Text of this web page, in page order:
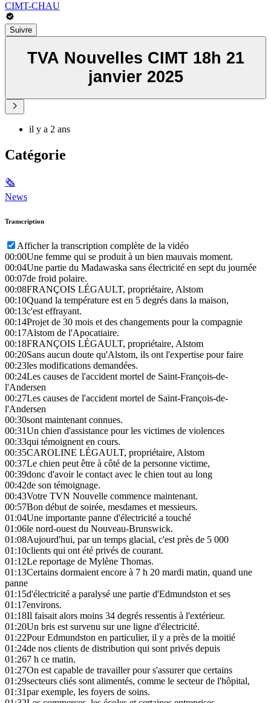
CIMT-CHAU
Suivre
TVA Nouvelles CIMT 18h 21
janvier 2025
il y a 2 ans
Catégorie
🗞
News
Transcription
Afficher la transcription complète de la vidéo
00:00Une femme qui se produit à un bien mauvais moment.
00:04Une partie du Madawaska sans électricité en sept du journée
00:07de froid polaire.
00:08FRANÇOIS LÉGAULT, propriétaire, Alstom
00:10Quand la température est en 5 degrés dans la maison,
00:13c'est effrayant.
00:14Projet de 30 mois et des changements pour la compagnie
00:17Alstom de l'Apocatiaire.
00:18FRANÇOIS LÉGAULT, propriétaire, Alstom
00:20Sans aucun doute qu'Alstom, ils ont l'expertise pour faire
00:23les modifications demandées.
00:24Les causes de l'accident mortel de Saint-François-de-
l'Andersen
00:27Les causes de l'accident mortel de Saint-François-de-
l'Andersen
00:30sont maintenant connues.
00:31Un chien d'assistance pour les victimes de violences
00:33qui témoignent en cours.
00:35CAROLINE LÉGAULT, propriétaire, Alstom
00:37Le chien peut être à côté de la personne victime,
00:39donc d'avoir le contact avec le chien tout au long
00:42de son témoignage.
00:43Votre TVN Nouvelle commence maintenant.
00:57Bon début de soirée, mesdames et messieurs.
01:04Une importante panne d'électricité a touché
01:06le nord-ouest du Nouveau-Brunswick.
01:08Aujourd'hui, par un temps glacial, c'est près de 5 000
01:10clients qui ont été privés de courant.
01:12Le reportage de Mylène Thomas.
01:13Certains dormaient encore à 7 h 20 mardi matin, quand une
panne
01:15d'électricité a paralysé une partie d'Edmundston et ses
01:17environs.
01:18Il faisait alors moins 34 degrés ressentis à l'extérieur.
01:20Un bris est survenu sur une ligne d'électricité.
01:22Pour Edmundston en particulier, il y a près de la moitié
01:24de nos clients de distribution qui sont privés depuis
01:267 h ce matin.
01:27On est capable de travailler pour s'assurer que certains
01:29secteurs cliés sont alimentés, comme le secteur de l'hôpital,
01:31par exemple, les foyers de soins.